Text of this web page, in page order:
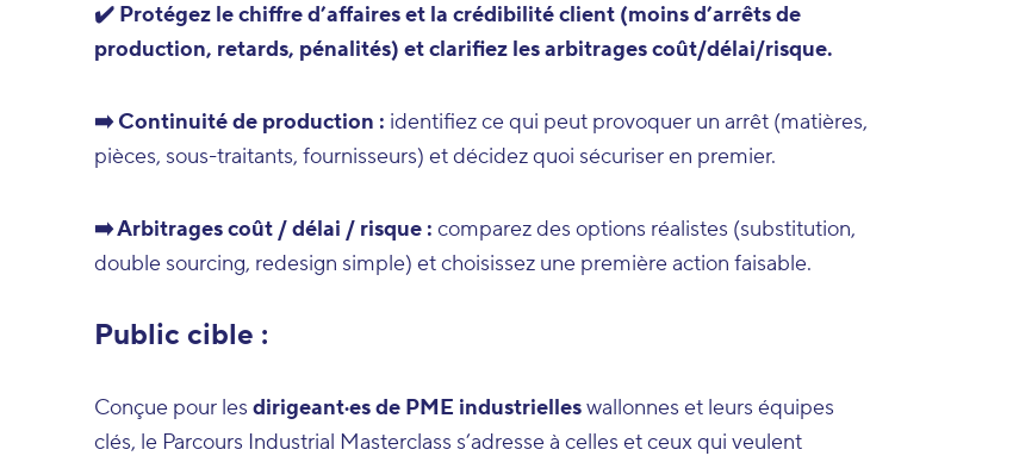
✔️ Protégez le chiffre d’affaires et la crédibilité client (moins d’arrêts de
production, retards, pénalités) et clarifiez les arbitrages coût/délai/risque.
➡️ Continuité de production : identifiez ce qui peut provoquer un arrêt (matières,
pièces, sous-traitants, fournisseurs) et décidez quoi sécuriser en premier.
➡️ Arbitrages coût / délai / risque : comparez des options réalistes (substitution,
double sourcing, redesign simple) et choisissez une première action faisable.
Public cible :
Conçue pour les dirigeant·es de PME industrielleswallonnes et leurs équipes
clés, le Parcours Industrial Masterclass s’adresse à celles et ceux qui veulent